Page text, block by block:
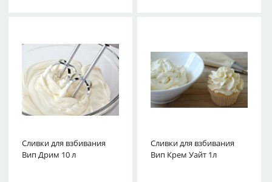
Сливки для взбивания
Вип Дрим 10 л
Сливки для взбивания
Вип Крем Уайт 1л